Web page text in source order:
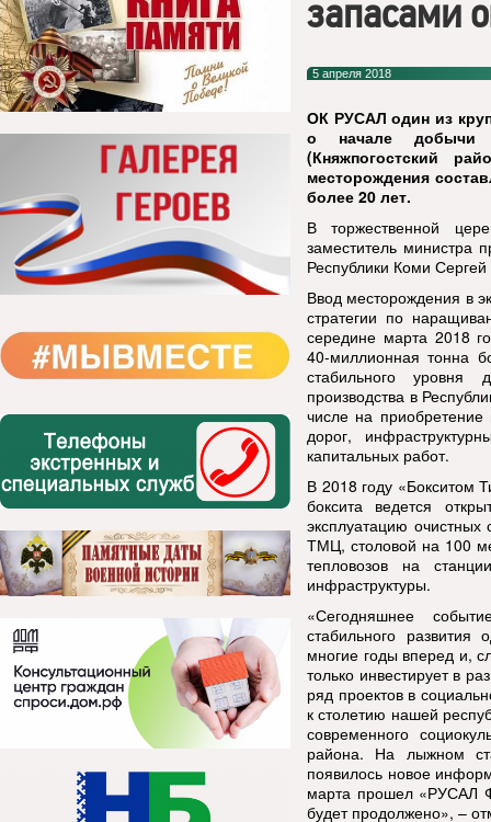
запасами
5 апреля 2018
ОК РУСАЛ один из
о начале добычи
(Княжпогостский
месторождения
более 20 лет.
В торжественной
заместитель министра
Республики Коми
Ввод месторождения в
стратегии по
середине марта 2018
40-миллионная тонна
стабильного уровня
производства в
числе на приобретение
дорог,
капитальных работ.
В 2018 году «Бокситом
боксита ведется
эксплуатацию
ТМЦ, столовой на 100
тепловозов на
инфраструктуры.
«Сегодняшнее
стабильного
многие годы вперед и,
только инвестирует в
ряд проектов в
к столетию нашей
современного
района. На лыжном
появилось новое
марта прошел «РУСАЛ
будет продолжено», –